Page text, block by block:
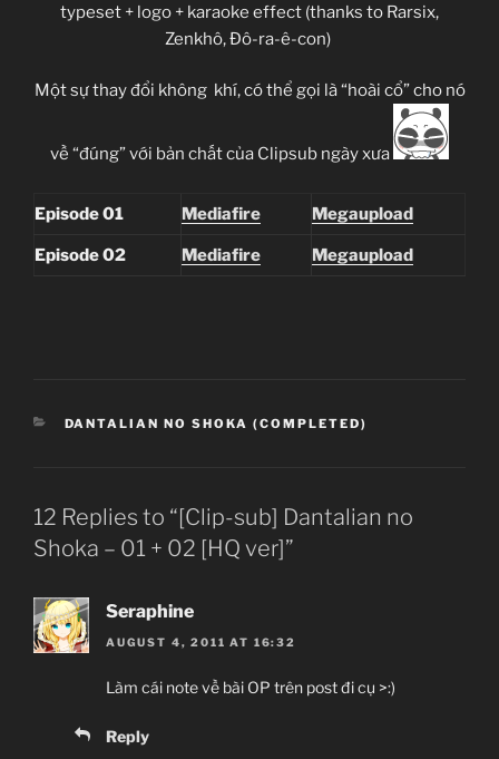
typeset + logo + karaoke effect (thanks to Rarsix,
Zenkhô, Đô-ra-ê-con)
Một sự thay đổi không khí, có thể gọi là “hoài cổ” cho nó
về “đúng” với bản chất của Clipsub ngày xưa
Episode 01 Mediafire Megaupload
Episode 02 Mediafire Megaupload
CATEGORIES
DANTALIAN NO SHOKA (COMPLETED)
12 Replies to “[Clip-sub] Dantalian no
Shoka – 01 + 02 [HQ ver]”
Seraphine
AUGUST 4, 2011 AT 16:32
Làm cái note về bài OP trên post đi cụ >:)
Reply